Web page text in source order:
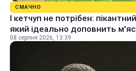
СМАЧНО
І кетчуп не потрібен:
який ідеально доповнить
08 серпня 2026, 13:39